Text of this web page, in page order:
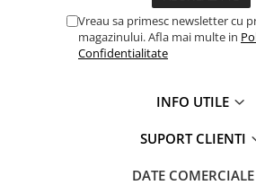
Echipamente marcaje rutiere
Accesorii sisteme pompare
Placi compactoare reversibile
Cilindri vibrocompactori
Vreau sa primesc newsletter cu
magazinului. Afla mai multe in
Confidentialitate
INFO UTILE
SUPORT CLIENTI
DATE COMERCIALE